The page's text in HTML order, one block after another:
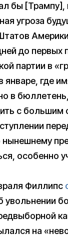
бы [Трампу],
угроза
до первых
партии в
где
в
с большим
нынешнему
особенно
Филлипс
увольнении
на